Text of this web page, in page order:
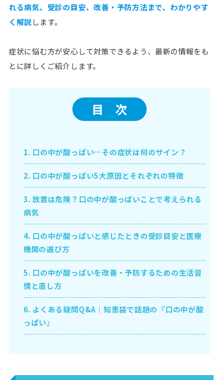
れる病気、受診の目安、改善・予防方法まで、わかりやす
く解説します。
症状に悩む方が安心して対策できるよう、最新の情報をも
とに詳しくご紹介します。
目 次
1. 口の中が酸っぱい…その症状は何のサイン？
2. 口の中が酸っぱい5大原因とそれぞれの特徴
3.放置は危険？口の中が酸っぱいことで考えられる
病気
4. 口の中が酸っぱいと感じたときの受診目安と医療
機関の選び方
5. 口の中が酸っぱいを改善・予防するための生活習
慣と直し方
6. よくある疑問Q&A｜知恵袋で話題の『口の中が酸
っぱい』